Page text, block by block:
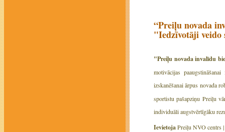
“Preiļu novada
"Iedzīvotāji veido
"Preiļu novada invalīdu
motivācijas
izskanēšanai ārpus novada
sportistu pašapziņu Preiļu
individuāli augstvērtīgāku
IevietojaPreiļu NVO centrs |